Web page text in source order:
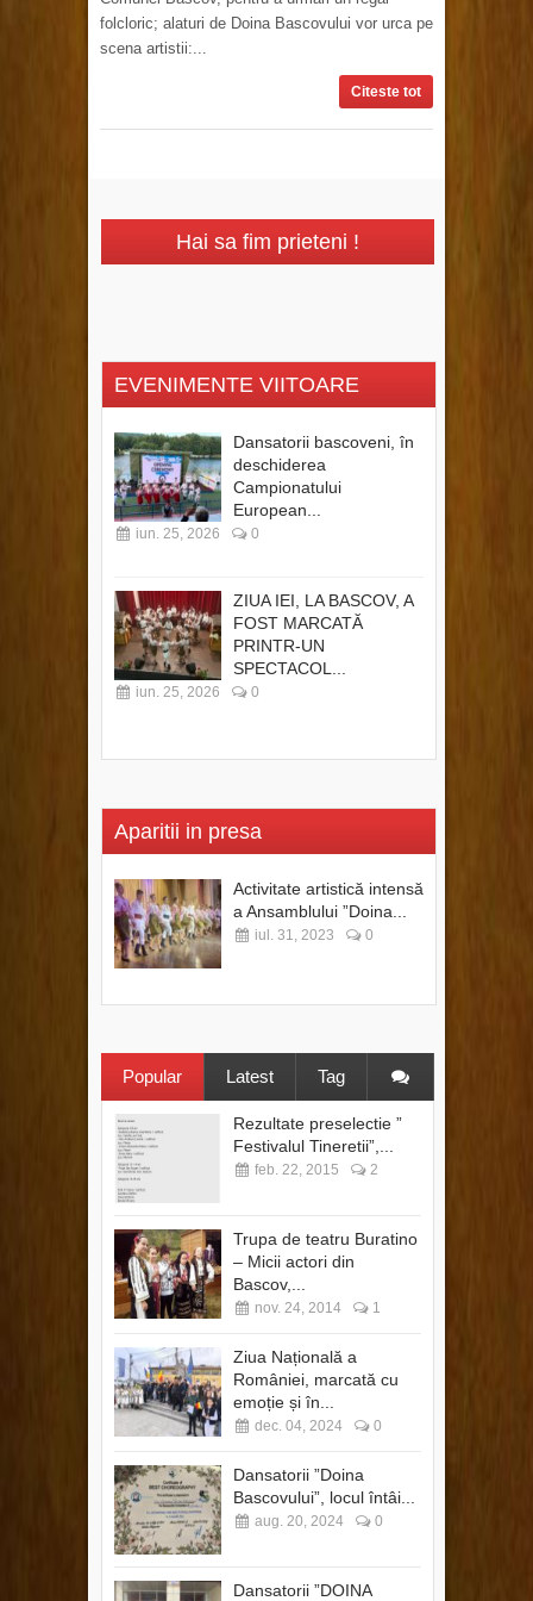
folcloric; alaturi de Doina Bascovului vor urca pe
scena artistii:...
Citeste tot
Hai sa fim prieteni !
EVENIMENTE VIITOARE
Dansatorii bascoveni, în
deschiderea
Campionatului
European...
iun. 25, 2026 0
ZIUA IEI, LA BASCOV, A
FOST MARCATĂ
PRINTR-UN
SPECTACOL...
iun. 25, 2026 0
Aparitii in presa
Activitate artistică intensă
a Ansamblului ”Doina...
iul. 31, 2023 0
Popular Latest Tag
Rezultate preselectie ”
Festivalul Tineretii”,...
feb. 22, 2015 2
Trupa de teatru Buratino
– Micii actori din
Bascov,...
nov. 24, 2014 1
Ziua Națională a
României, marcată cu
emoție și în...
dec. 04, 2024 0
Dansatorii ”Doina
Bascovului”, locul întâi...
aug. 20, 2024 0
Dansatorii ”DOINA